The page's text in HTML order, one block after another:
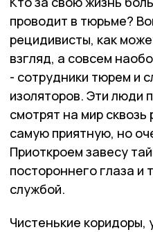
проводит в тюрьме?
рецидивисты, как
взгляд, а совсем
- сотрудники тюрем и
изоляторов. Эти люди
смотрят на мир
самую приятную, но
Приоткроем завесу
постороннего глаза и
службой.
Чистенькие